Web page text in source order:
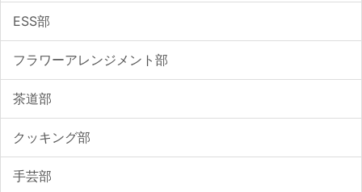
ESS部
フラワーアレンジメント部
茶道部
クッキング部
手芸部